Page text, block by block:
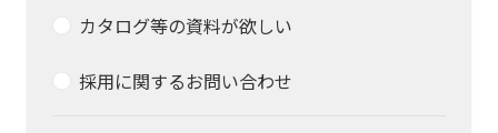
カタログ等の資料が欲しい
採用に関するお問い合わせ